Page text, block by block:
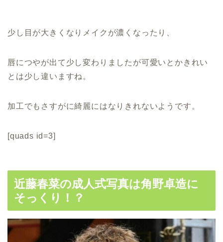
少し目が大きくなりメイクが濃くなったり、
唇につやが出て少し変わりましたが可愛いとかきれい
とは少し違いますね。
加工でもさすがに綺麗にはなりきれないようです。
[quads id=3]
近藤春菜の成人式写真は角野卓造に
そっくり！？